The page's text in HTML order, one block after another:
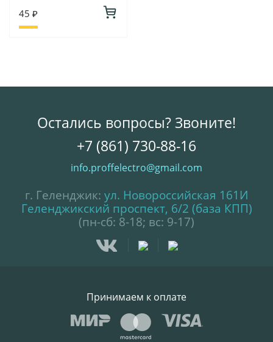
45 ₽
Остались вопросы? Звоните!
+7 (861) 730-88-16
info.proffelectro@gmail.com
г. Геленджик: ул. Новороссийская 161И
Геленджикский проспект, 6/2 (база КПП)
(пн-сб: 8-18; вс: 9-17)
Принимаем к оплате